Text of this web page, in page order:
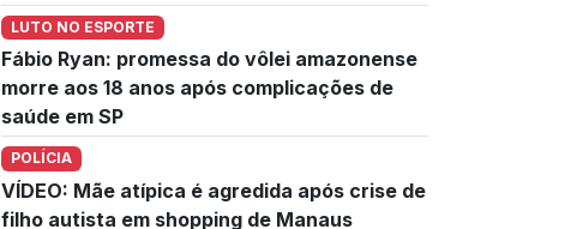
LUTO NO ESPORTE
Fábio Ryan: promessa do vôlei amazonense
morre aos 18 anos após complicações de
saúde em SP
POLÍCIA
VÍDEO: Mãe atípica é agredida após crise de
filho autista em shopping de Manaus